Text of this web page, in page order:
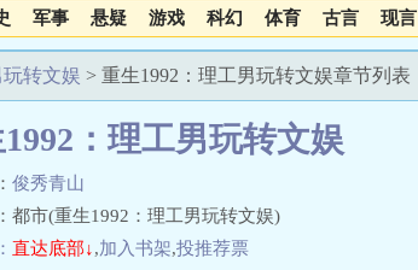
军事 悬疑 游戏 科幻 体育 古言 现言
转文娱 > 重生1992：理工男玩转文娱章节列表
：理工男玩转文娱
俊秀青山
市(重生1992：理工男玩转文娱)
直达底部↓,加入书架,投推荐票